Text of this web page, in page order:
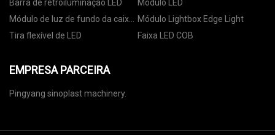
Barra de retroiluminação LED
Módulo LED
Módulo de luz de fundo da caixa
de luz
Módulo Lightbox Edge Light
Tira flexível de LED
Faixa LED COB
EMPRESA PARCEIRA
Pingyang sinoplast machinery.